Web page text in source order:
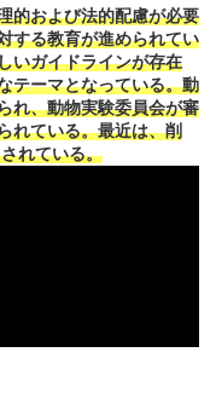
的および法的配慮が必要
する教育が進められてい
いガイドラインが存在
テーマとなっている。動
れ、動物実験委員会が審
れている。最近は、削
れている。